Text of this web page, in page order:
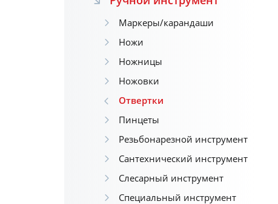
Маркеры/карандаши
Ножи
Ножницы
Ножовки
Отвертки
Пинцеты
Резьбонарезной инструмент
Сантехнический инструмент
Слесарный инструмент
Специальный инструмент